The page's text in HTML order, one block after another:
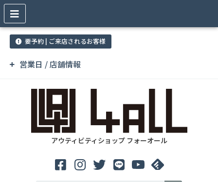
営業日 / 店舗情報
要予約 | ご来店されるお客様
アウティビティショップ フォーオール